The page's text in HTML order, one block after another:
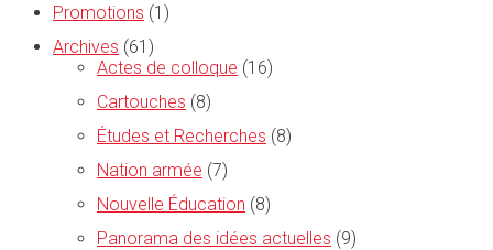
Promotions (1)
Archives (61)
Actes de colloque (16)
Cartouches (8)
Études et Recherches (8)
Nation armée (7)
Nouvelle Éducation (8)
Panorama des idées actuelles (9)